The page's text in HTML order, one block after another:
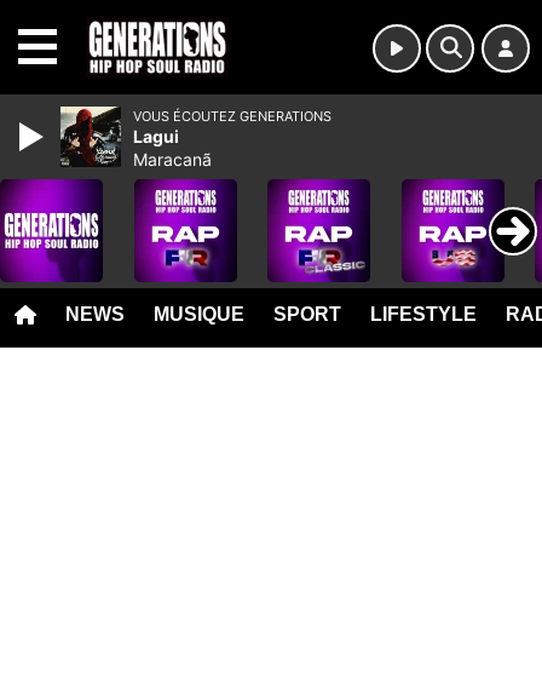
NEWS MUSIQUE SPORT LIFESTYLE
VOUS ÉCOUTEZ GENERATIONS
Lagui
Maracanã